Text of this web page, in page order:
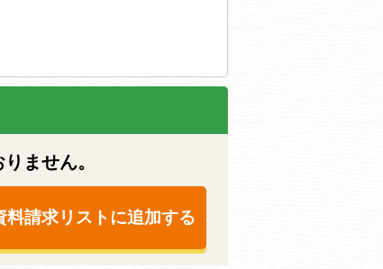
ません。
料請求リストに追加する